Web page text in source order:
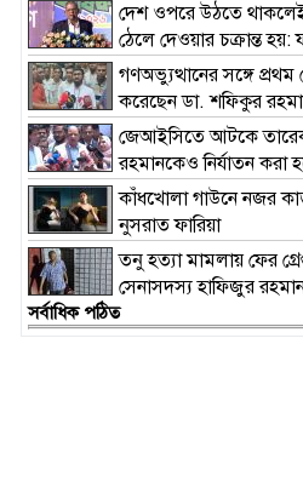
দেশ ওপরে উঠতে
ঠেলে দেওয়ার চক্রান্ত
গণঅভ্যুত্থানের সঙ্গে প্রথম
করেছেন ডা. শফিকুর
খাঁন
জেআইসিতে আটকে
রহমানকেও নির্যাতন করা
প্রসিকিউটর কাঁধখোলা গাউনে নজর
নুসরাত ফারিয়া
তনু হত্যা মামলায় ফের
সেনাসদস্য হাফিজুর
সর্বাধিক পঠিত